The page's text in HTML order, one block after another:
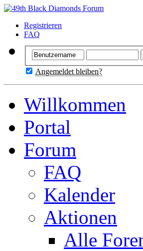
Registrieren
FAQ
Angemeldet bleiben?
Willkommen
Portal
Forum
FAQ
Kalender
Aktionen
Alle